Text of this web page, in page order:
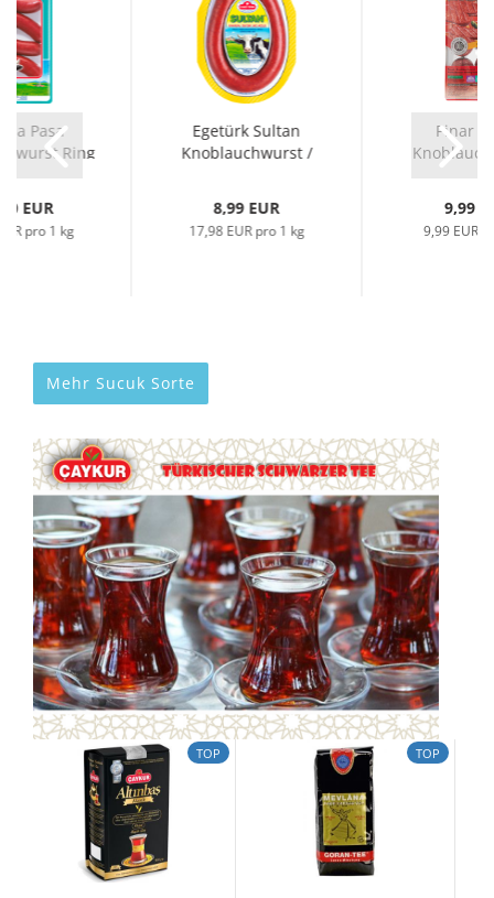
Pasa
Ring
EUR
pro 1 kg
Egetürk Sultan
Knoblauchwurst /
8,99 EUR
17,98 EUR pro 1 kg
Pinar
9,99
9,99 EUR
Mehr Sucuk Sorte
TOP TOP